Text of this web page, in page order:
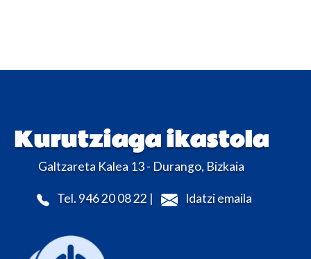
Kurutziaga ikastola
Galtzareta Kalea 13 - Durango, Bizkaia
Tel. 946 20 08 22 | Idatzi emaila